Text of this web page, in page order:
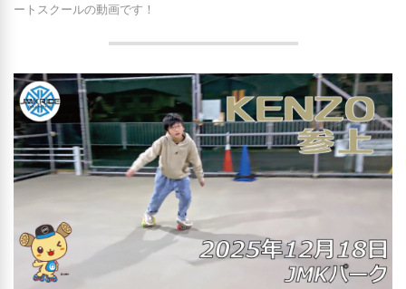
ートスクールの動画です！